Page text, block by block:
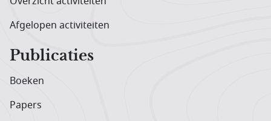
Afgelopen activiteiten
Publicaties
Boeken
Papers